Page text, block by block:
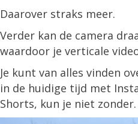
Daarover straks meer.
Verder kan de camera
waardoor je verticale
Je kunt van alles vinden
in de huidige tijd met
Shorts, kun je niet zonder.